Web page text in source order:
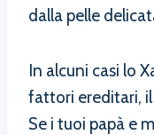
dalla pelle
In alcuni casi lo
fattori ereditari,
Se i tuoi papà e